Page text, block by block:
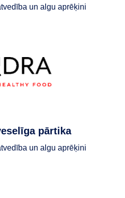
un algu aprēķini
pārtika
un algu aprēķini